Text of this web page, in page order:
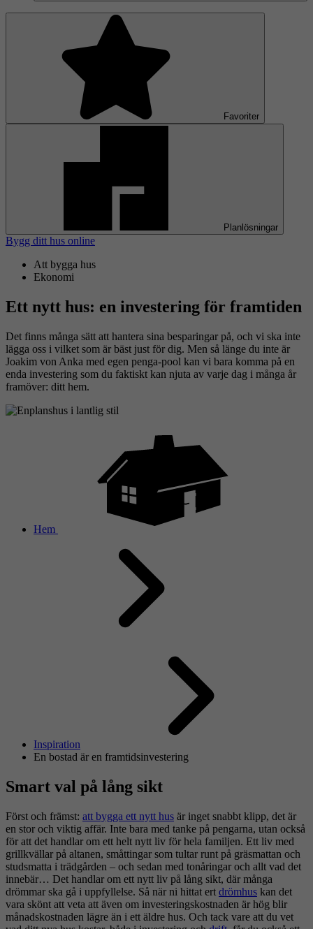
Favoriter
Planlösningar
Bygg ditt hus online
Att bygga hus
Ekonomi
Ett nytt hus: en investering för framtiden
Det finns många sätt att hantera sina besparingar på, och vi ska inte
lägga oss i vilket som är bäst just för dig. Men så länge du inte är
Joakim von Anka med egen penga-pool kan vi bara komma på en
enda investering som du faktiskt kan njuta av varje dag i många år
framöver: ditt hem.
Hem
Inspiration
En bostad är en framtidsinvestering
Smart val på lång sikt
Först och främst: att bygga ett nytt hus är inget snabbt klipp, det är
en stor och viktig affär. Inte bara med tanke på pengarna, utan också
för att det handlar om ett helt nytt liv för hela familjen. Ett liv med
grillkvällar på altanen, småttingar som tultar runt på gräsmattan och
studsmatta i trädgården – och sedan med tonåringar och allt vad det
innebär… Det handlar om ett nytt liv på lång sikt, där många
drömmar ska gå i uppfyllelse. Så när ni hittat ert drömhus kan det
vara skönt att veta att även om investeringskostnaden är hög blir
månadskostnaden lägre än i ett äldre hus. Och tack vare att du vet